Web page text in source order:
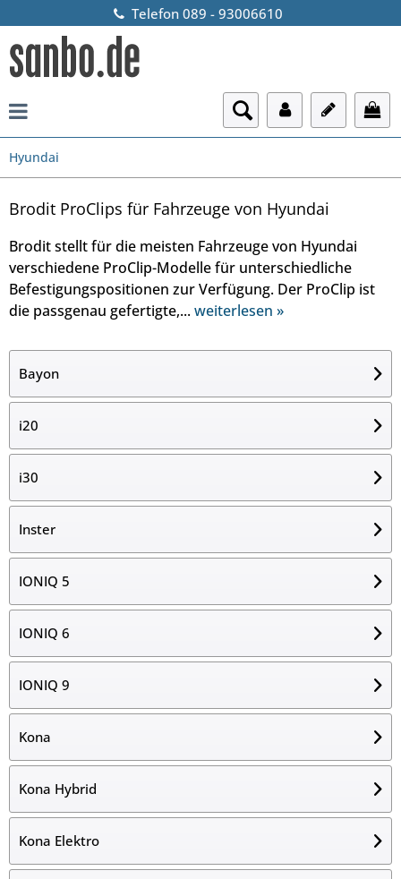
Telefon 089 - 93006610
Hyundai
Brodit ProClips für Fahrzeuge von Hyundai
Brodit stellt für die meisten Fahrzeuge von Hyundai
verschiedene ProClip-Modelle für unterschiedliche
Befestigungspositionen zur Verfügung. Der ProClip ist
die passgenau gefertigte,...weiterlesen »
Bayon
i20
i30
Inster
IONIQ 5
IONIQ 6
IONIQ 9
Kona
Kona Hybrid
Kona Elektro